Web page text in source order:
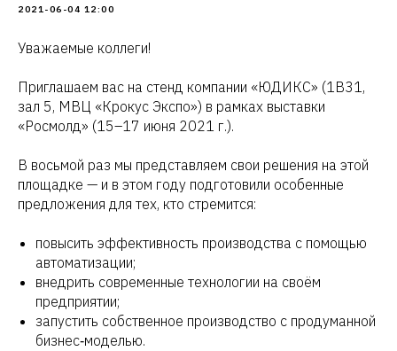
2021-06-04 12:00
Уважаемые коллеги!
Приглашаем вас на стенд компании «ЮДИКС» (1В31,
зал 5, МВЦ «Крокус Экспо») в рамках выставки
«Росмолд» (15–17 июня 2021 г.).
В восьмой раз мы представляем свои решения на этой
площадке — и в этом году подготовили особенные
предложения для тех, кто стремится:
повысить эффективность производства с помощью
автоматизации;
внедрить современные технологии на своём
предприятии;
запустить собственное производство с продуманной
бизнес‑моделью.